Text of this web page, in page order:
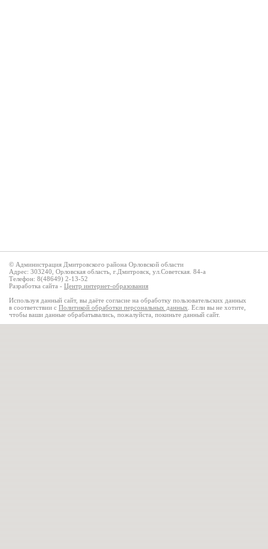
© Администрация Дмитровского района Орловской области
Адрес: 303240, Орловская область, г.Дмитровск, ул.Советская. 84-а
Телефон: 8(48649) 2-13-52
Разработка сайта - Центр интернет-образования
Используя данный сайт, вы даёте согласие на обработку пользовательских данных
в соответствии с Политикой обработки персональных данных . Если вы не хотите,
чтобы ваши данные обрабатывались, пожалуйста, покиньте данный сайт.